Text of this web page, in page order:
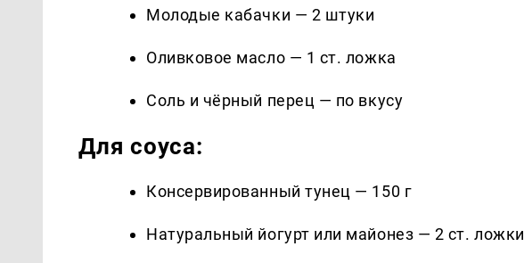
Молодые кабачки — 2 штуки
Оливковое масло — 1 ст. ложка
Соль и чёрный перец — по вкусу
Для соуса:
Консервированный тунец — 150 г
Натуральный йогурт или майонез — 2 ст. ложки